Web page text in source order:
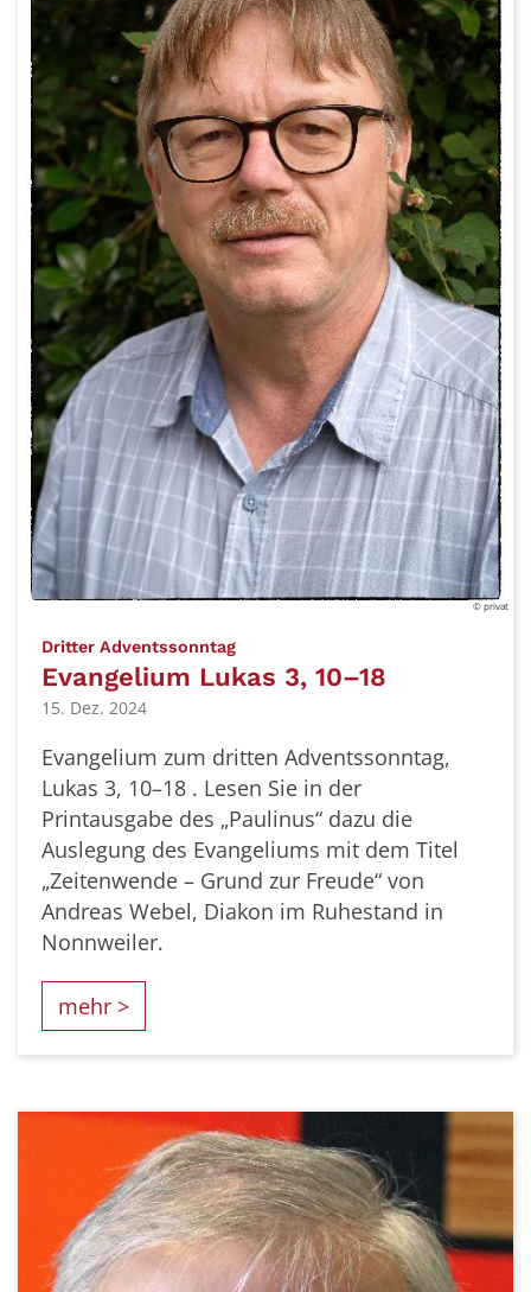
© privat
Dritter Adventssonntag:
Evangelium Lukas 3, 10–18
15. Dez. 2024
Evangelium zum dritten Adventssonntag,
Lukas 3, 10–18 . Lesen Sie in der
Printausgabe des „Paulinus“ dazu die
Auslegung des Evangeliums mit dem Titel
„Zeitenwende – Grund zur Freude“ von
Andreas Webel, Diakon im Ruhestand in
Nonnweiler.
mehr >